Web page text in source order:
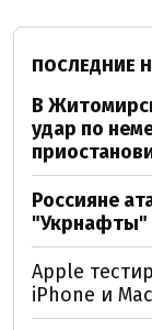
ПОСЛЕДНИЕ
В
удар по
Россияне
"Укрнафты"
Apple
iPhone и